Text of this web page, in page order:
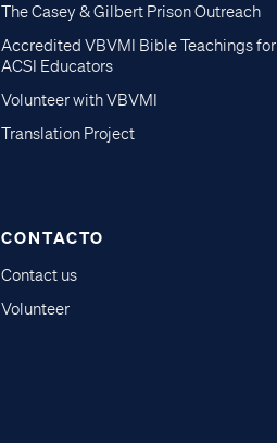
The Casey & Gilbert Prison Outreach
Accredited VBVMI Bible Teachings for
ACSI Educators
Volunteer with VBVMI
Translation Project
CONTACTO
Contact us
Volunteer